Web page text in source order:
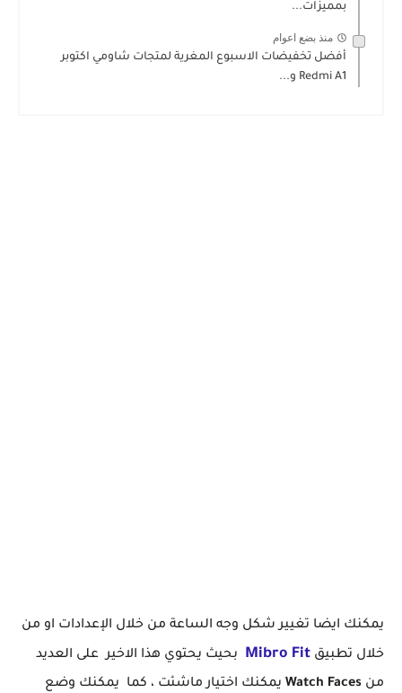
بمميزات...
منذ بضع اعوام
أفضل تخفيضات الاسبوع المغرية لمتجات شاومي اكتوبر
Redmi A1 و...
يمكنك ايضا تغيير شكل وجه الساعة من خلال الإعدادات او من
خلال تطبيق Mibro Fit بحيث يحتوي هذا الاخير على العديد
من Watch Faces يمكنك اختيار ماشئت ، كما يمكنك وضع